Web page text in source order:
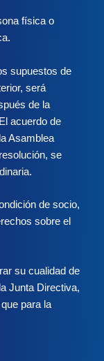
física o
supuestos de
será
de la
acuerdo de
Asamblea
se
de socio,
sobre el
su cualidad de
Junta Directiva,
para la